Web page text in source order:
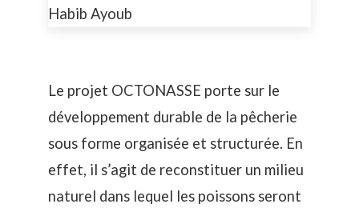
Le projet OCTONASSE porte sur le
développement durable de la pêcherie
sous forme organisée et structurée. En
effet, il s’agit de reconstituer un milieu
naturel dans lequel les poissons seront